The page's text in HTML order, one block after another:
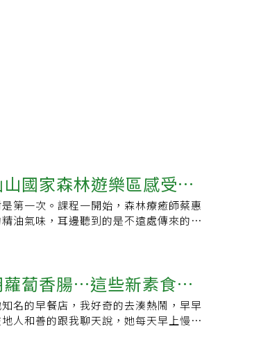
國家森林遊樂區感受森
第一次。課程一開始，森林療癒師蔡惠
油氣味，耳邊聽到的是不遠處傳來的瀑
市和平區的八仙山國家森林遊樂區，當
去山巒堆疊，綠境中有溪流瀑布，心情
身心狀態量測，量血壓、脈搏以及填寫
量，觀察前後差距。儘管森林療癒已經
鮮感。專門提供森林療癒服務的「森林
蔔香腸…這些新素食創
名的早餐店，我好奇的去湊熱鬧，早早
人和善的跟我聊天說，她每天早上慢跑